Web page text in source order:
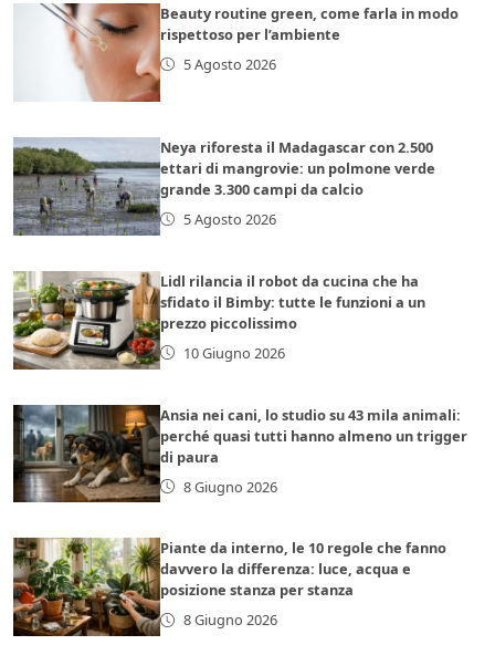
Beauty routine green, come farla in modo
rispettoso per l’ambiente
5 Agosto 2026
Neya riforesta il Madagascar con 2.500
ettari di mangrovie: un polmone verde
grande 3.300 campi da calcio
5 Agosto 2026
Lidl rilancia il robot da cucina che ha
sfidato il Bimby: tutte le funzioni a un
prezzo piccolissimo
10 Giugno 2026
Ansia nei cani, lo studio su 43 mila animali:
perché quasi tutti hanno almeno un trigger
di paura
8 Giugno 2026
Piante da interno, le 10 regole che fanno
davvero la differenza: luce, acqua e
posizione stanza per stanza
8 Giugno 2026